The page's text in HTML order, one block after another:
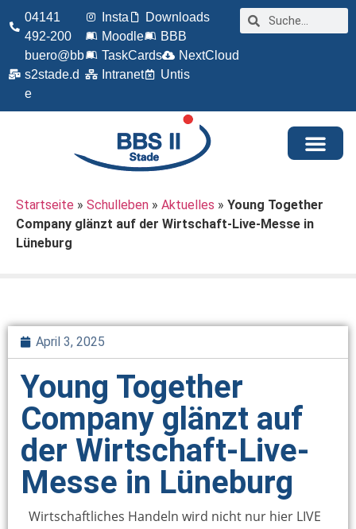
04141
492-200
buero@bb
s2stade.d
e
Insta
Downloads
Moodle
BBB
TaskCards
NextCloud
Intranet
Untis
Startseite » Schulleben » Aktuelles » Young Together
Company glänzt auf der Wirtschaft-Live-Messe in
Lüneburg
April 3, 2025
Young Together
Company glänzt auf
der Wirtschaft-Live-
Messe in Lüneburg
Wirtschaftliches Handeln wird nicht nur hier LIVE